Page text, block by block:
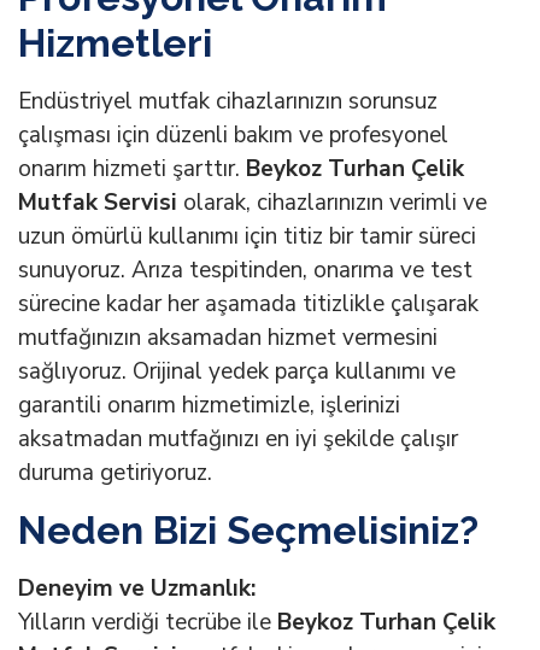
Hizmetleri
Endüstriyel mutfak cihazlarınızın sorunsuz
çalışması için düzenli bakım ve profesyonel
onarım hizmeti şarttır. Beykoz Turhan Çelik
Mutfak Servisi olarak, cihazlarınızın verimli ve
uzun ömürlü kullanımı için titiz bir tamir süreci
sunuyoruz. Arıza tespitinden, onarıma ve test
sürecine kadar her aşamada titizlikle çalışarak
mutfağınızın aksamadan hizmet vermesini
sağlıyoruz. Orijinal yedek parça kullanımı ve
garantili onarım hizmetimizle, işlerinizi
aksatmadan mutfağınızı en iyi şekilde çalışır
duruma getiriyoruz.
Neden Bizi Seçmelisiniz?
Deneyim ve Uzmanlık:
Yılların verdiği tecrübe ile Beykoz Turhan Çelik